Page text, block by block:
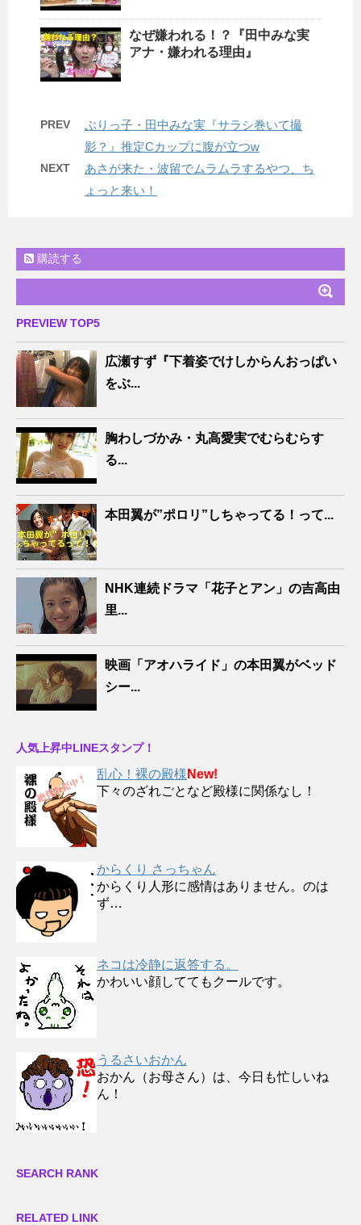
なぜ嫌われる！？『田中みな実
アナ・嫌われる理由』
PREV
ぶりっ子・田中みな実『サラシ巻いて撮
影？』推定Cカップに腹が立つw
NEXT
あさが来た・波留でムラムラするやつ、ち
ょっと来い！
購読する
PREVIEW TOP5
広瀬すず『下着姿でけしからんおっぱい
をぶ...
胸わしづかみ・丸高愛実でむらむらす
る...
本田翼が”ポロリ”しちゃってる！って...
NHK連続ドラマ「花子とアン」の吉高由
里...
映画「アオハライド」の本田翼がベッド
シー...
人気上昇中LINEスタンプ！
乱心！裸の殿様 New!
下々のざれごとなど殿様に関係なし！
からくり さっちゃん
からくり人形に感情はありません。のは
ず…
ネコは冷静に返答する。
かわいい顔しててもクールです。
うるさいおかん
おかん（お母さん）は、今日も忙しいね
ん！
SEARCH RANK
RELATED LINK